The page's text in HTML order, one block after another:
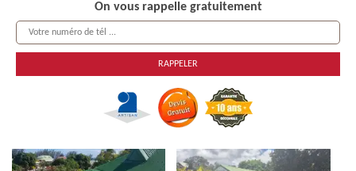
On vous rappelle gratuitement